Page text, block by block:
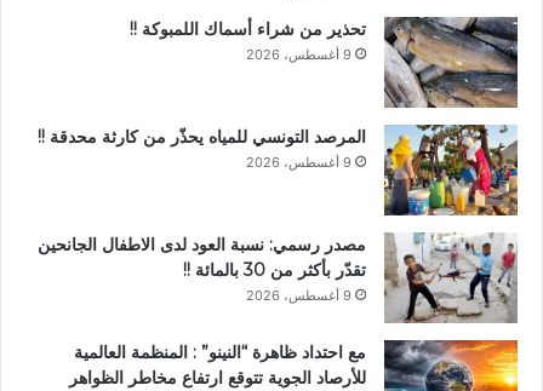
تحذير من شراء أسماك اللمبوكة !!
9 أغسطس، 2026
المرصد التونسي للمياه يحذّر من كارثة محدقة !!
9 أغسطس، 2026
مصدر رسمي: نسبة العود لدى الاطفال الجانحين
تقدّر بأكثر من 30 بالمائة !!
9 أغسطس، 2026
مع احتداد ظاهرة “النينو” : المنظمة العالمية
للأرصاد الجوية تتوقع ارتفاع مخاطر الظواهر